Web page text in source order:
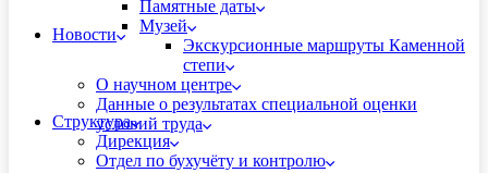
Памятные даты
Музей
Экскурсионные маршруты Каменной
степи
О научном центре
Данные о результатах специальной оценки
условий труда
Новости
Структура
Дирекция
Отдел по бухучёту и контролю